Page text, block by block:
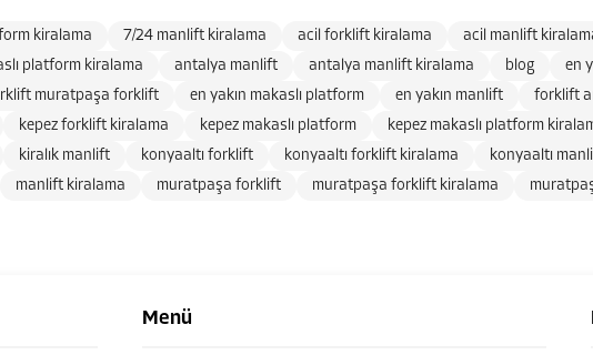
kiralama 7/24 manlift kiralama acil forklift kiralama acil manlift
platform kiralama antalya manlift antalya manlift kiralama blog en
muratpaşa forklift en yakın makaslı platform en yakın manlift forklift
kepez forklift kiralama kepez makaslı platform kepez makaslı platform
kiralık manlift konyaaltı forklift konyaaltı forklift kiralama konyaaltı
manlift kiralama muratpaşa forklift muratpaşa forklift kiralama
Menü